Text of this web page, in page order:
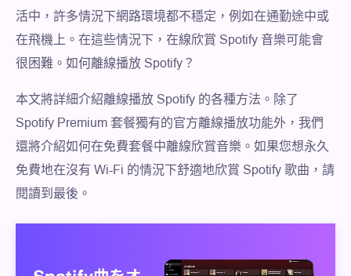
活中，許多情況下網路環境都不穩定，例如在通勤途中或
在飛機上。在這些情況下，在線欣賞 Spotify 音樂可能會
很困難。如何離線播放 Spotify？
本文將詳細介紹離線播放 Spotify 的各種方法。除了
Spotify Premium 套餐獨有的官方離線播放功能外，我們
還將介紹如何在免費套餐中離線欣賞音樂。如果您想永久
免費地在沒有 Wi-Fi 的情況下舒適地欣賞 Spotify 歌曲，請
閱讀到最後。